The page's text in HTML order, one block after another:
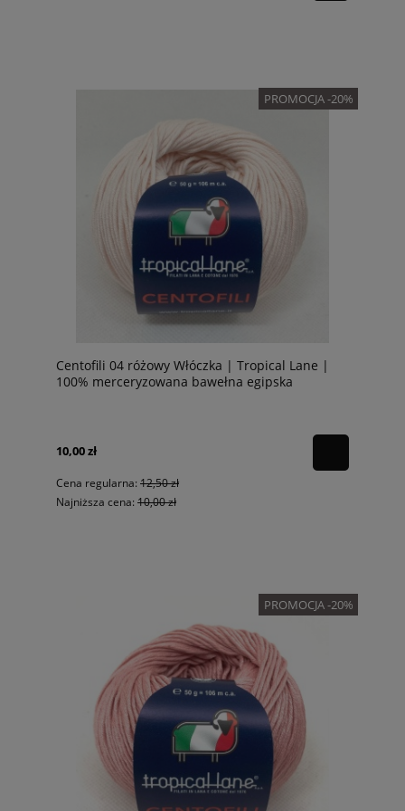
PROMOCJA -20%
Centofili 04 różowy Włóczka | Tropical Lane |
100% merceryzowana bawełna egipska
10,00 zł
Cena regularna: 12,50 zł
Najniższa cena: 10,00 zł
PROMOCJA -20%